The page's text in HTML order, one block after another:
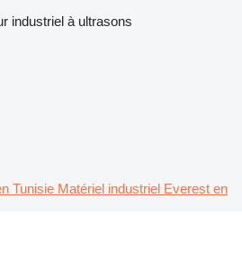
industriel à ultrasons
Tunisie Matériel industriel Everest en